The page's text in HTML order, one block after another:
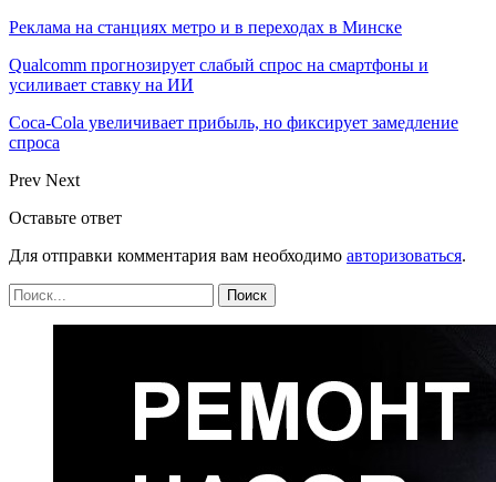
Реклама на станциях метро и в переходах в Минске
Qualcomm прогнозирует слабый спрос на смартфоны и
усиливает ставку на ИИ
Coca-Cola увеличивает прибыль, но фиксирует замедление
спроса
Prev Next
Оставьте ответ
Для отправки комментария вам необходимо авторизоваться.